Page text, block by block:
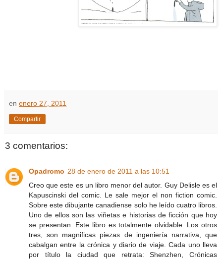
en enero 27, 2011
Compartir
3 comentarios:
Opadromo 28 de enero de 2011 a las 10:51
Creo que este es un libro menor del autor. Guy Delisle es el
Kapuscinski del comic. Le sale mejor el non fiction comic.
Sobre este dibujante canadiense solo he leído cuatro libros.
Uno de ellos son las viñetas e historias de ficción que hoy
se presentan. Este libro es totalmente olvidable. Los otros
tres, son magnificas piezas de ingeniería narrativa, que
cabalgan entre la crónica y diario de viaje. Cada uno lleva
por título la ciudad que retrata: Shenzhen, Crónicas